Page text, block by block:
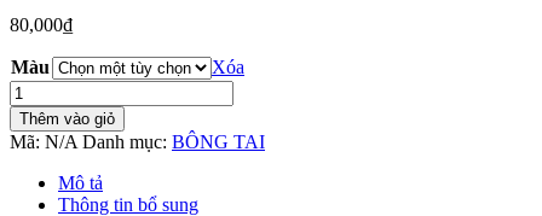
80,000₫
Màu
Xóa
Bông
Tai
Nam
Titan
Không
Đen
Thêm vào giỏ
Mã: N/A Danh mục: BÔNG TAI
Mô tả
Thông tin bổ sung